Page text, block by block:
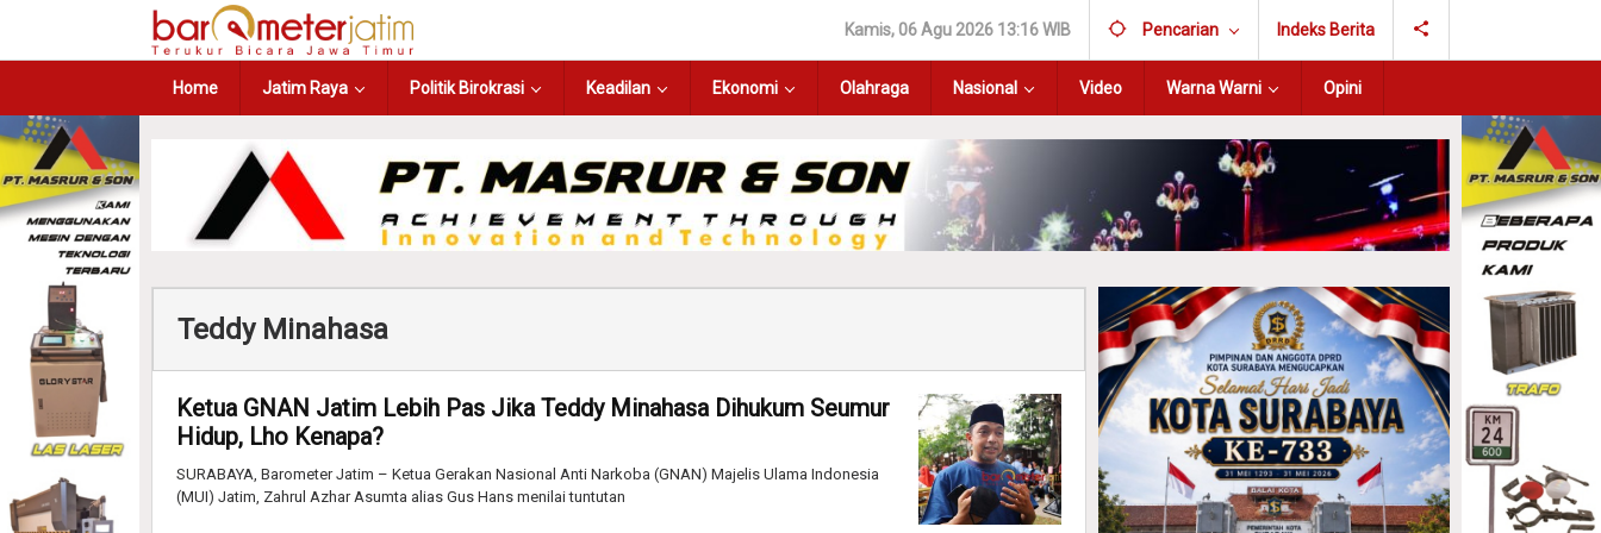
Kamis, 06 Agu 2026 13:16 WIB Pencarian Indeks Berita
Home Jatim Raya Politik Birokrasi Keadilan Ekonomi Olahraga Nasional Video Warna Warni Opini
Teddy Minahasa
Ketua GNAN Jatim Lebih Pas Jika Teddy Minahasa Dihukum Seumur
Hidup, Lho Kenapa?
SURABAYA, Barometer Jatim – Ketua Gerakan Nasional Anti Narkoba (GNAN) Majelis Ulama Indonesia
(MUI) Jatim, Zahrul Azhar Asumta alias Gus Hans menilai tuntutan